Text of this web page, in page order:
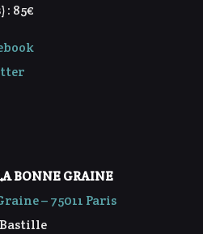
: 85€
BONNE GRAINE
– 75011 Paris